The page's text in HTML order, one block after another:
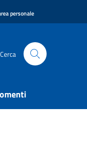
personale
Cerca